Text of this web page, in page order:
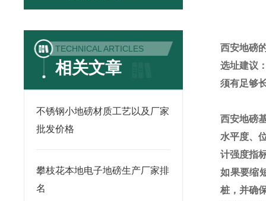
TECHNICAL ARTICLES
相关文章
不锈钢小地磅材质工艺以及厂家
批发价格
攀枝花本地电子地磅生产厂家排
名
西安地磅
选址建议
须有足够
西安地磅
水平度、
计强度指
如果要缩
桩，并确